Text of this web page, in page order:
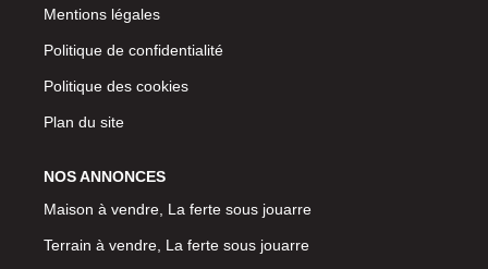
Mentions légales
Politique de confidentialité
Politique des cookies
Plan du site
NOS ANNONCES
Maison à vendre, La ferte sous jouarre
Terrain à vendre, La ferte sous jouarre